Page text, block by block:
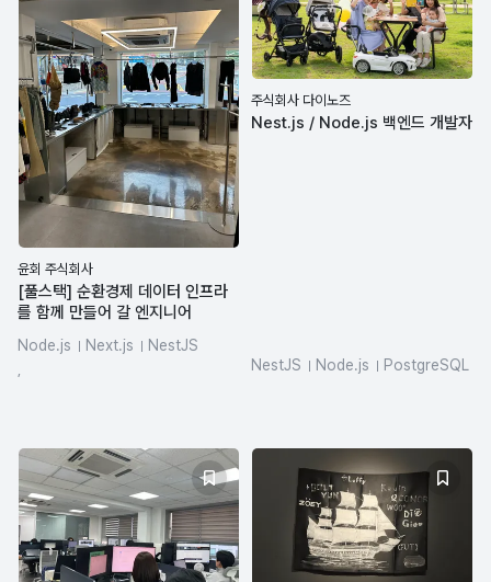
윤회 주식회사
[풀스택] 순환경제 데이터 인프라
를 함께 만들어 갈 엔지니어
Node.js Next.js
NestJS
주식회사 다이노즈
Nest.js / Node.js 백엔드 개발자
NestJS Node.js
PostgreSQL